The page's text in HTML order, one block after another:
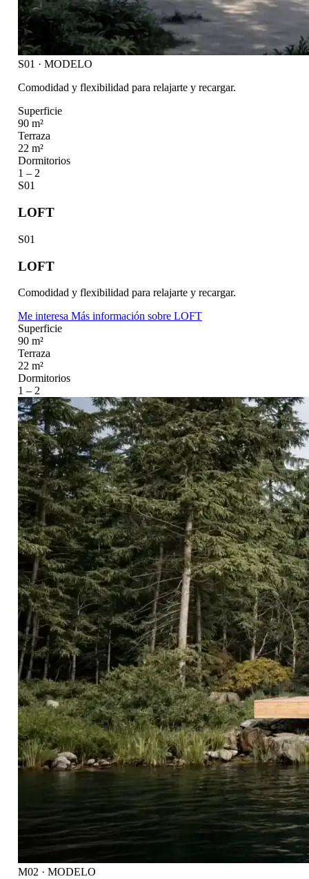
S01 · MODELO
Comodidad y flexibilidad para relajarte y recargar.
Superficie
90 m²
Terraza
22 m²
Dormitorios
1 – 2
S01
LOFT
S01
LOFT
Comodidad y flexibilidad para relajarte y recargar.
Me interesa Más información sobre LOFT
Superficie
90 m²
Terraza
22 m²
Dormitorios
1 – 2
M02 · MODELO